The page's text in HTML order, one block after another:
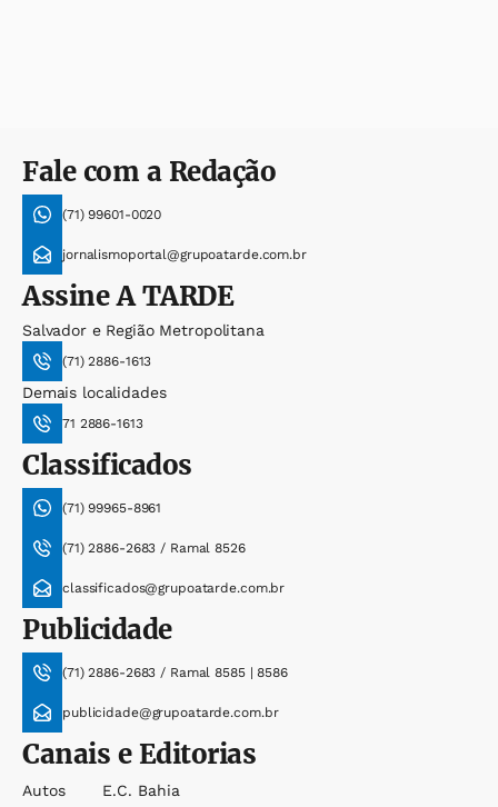
Fale com a Redação
(71) 99601-0020
jornalismoportal@grupoatarde.com.br
AssineA TARDE
Salvador e Região Metropolitana
(71) 2886-1613
Demais localidades
71 2886-1613
Classificados
(71) 99965-8961
(71) 2886-2683 / Ramal 8526
classificados@grupoatarde.com.br
Publicidade
(71) 2886-2683 / Ramal 8585 | 8586
publicidade@grupoatarde.com.br
Canais e Editorias
Autos
E.c. Bahia